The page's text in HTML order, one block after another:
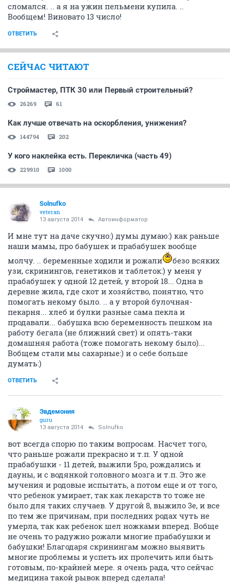
сломался. .. а я на ужин пельмени купила. ..
Вообщем! Виновато 13 число!
ОТВЕТИТЬ
СЕЙЧАС ЧИТАЮТ
Строймастер, ПТК 30 или Первый строительный?
26269 61
Как лучше отвечать на оскорбления, унижения?
144794 202
У кого наклейка есть. Перекличка (часть 49)
229910 1000
Solnufko
veteran
13 августа 2014 Автоинформатор
И мне тут на даче скучно:) думы думаю:) как раньше
наши мамы, про бабушек и прабабушек вообще
молчу. .. беременные ходили и рожали
безо всяких
узи, скринингов, генетиков и таблеток:) у меня у
прабабушек у одной 12 детей, у второй 18... Одна в
деревне жила, где скот и хозяйство, понятно, что
помогать некому было. .. а у второй булочная-
пекарня... хлеб и булки разные сама пекла и
продавали... бабушка всю беременность пешком на
работу бегала (не ближний свет) и опять-таки
домашняя работа (тоже помогать некому было)...
Вобщем стали мы сахарные:) и о себе больше
думать:)
ОТВЕТИТЬ
Эвдемония
guru
13 августа 2014 Solnufko
вот всегда спорю по таким вопросам. Насчет того,
что раньше рожали прекрасно и т.п. У одной
прабабушки - 11 детей, выжили 5ро, рождались и
дауны, и с водянкой головного мозга и т.п. Это же
мучения и родовые испытать, а потом еще и от того,
что ребенок умирает, так как лекарств то тоже не
было для таких случаев. У другой 8, выжило 3е, и все
по тем же причинам, при последних родах чуть не
умерла, так как ребенок шел ножками вперед. Вобще
не очень то радужно рожали многие прабабушки и
бабушки! Благодаря скринингам можно выявить
многие проблемы и успеть их пролечить или быть
готовым, по-крайней мере. я очень рада, что сейчас
медицина такой рывок вперед сделала!